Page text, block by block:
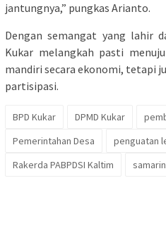
jantungnya,” pungkas Arianto.
Dengan semangat yang lahir
Kukar melangkah pasti
mandiri secara ekonomi, tetapi
partisipasi.
BPD Kukar DPMD Kukar
Pemerintahan Desa
penguatan
Rakerda PABPDSI Kaltim